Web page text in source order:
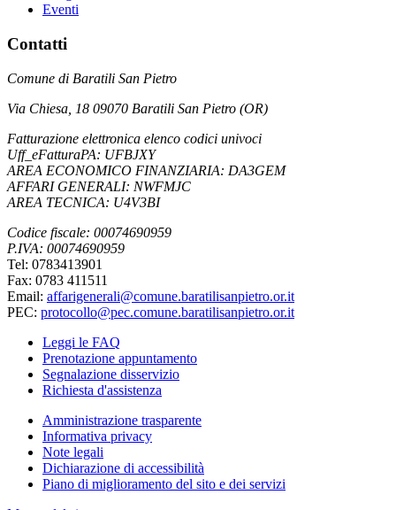
Eventi
Contatti
Comune di Baratili San Pietro
Via Chiesa, 18 09070 Baratili San Pietro (OR)
Fatturazione elettronica elenco codici univoci
Uff_eFatturaPA: UFBJXY
AREA ECONOMICO FINANZIARIA: DA3GEM
AFFARI GENERALI: NWFMJC
AREA TECNICA: U4V3BI
Codice fiscale: 00074690959
P.IVA: 00074690959
Tel: 0783413901
Fax: 0783 411511
Email: affarigenerali@comune.baratilisanpietro.or.it
PEC: protocollo@pec.comune.baratilisanpietro.or.it
Leggi le FAQ
Prenotazione appuntamento
Segnalazione disservizio
Richiesta d'assistenza
Amministrazione trasparente
Informativa privacy
Note legali
Dichiarazione di accessibilità
Piano di miglioramento del sito e dei servizi